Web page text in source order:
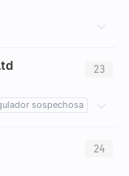
investigación
sospechosa
23
24